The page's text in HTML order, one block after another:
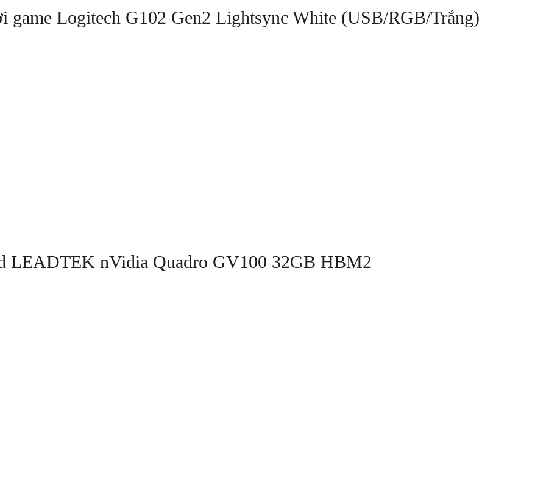
game Logitech G102 Gen2 Lightsync White (USB/RGB/Trắng)
LEADTEK nVidia Quadro GV100 32GB HBM2